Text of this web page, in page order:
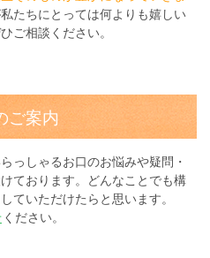
たちにとっては何よりも嬉しい
ご相談ください。
ご案内
っしゃるお口のお悩みや疑問・
ております。どんなことでも構
ていただけたらと思います。
ください。